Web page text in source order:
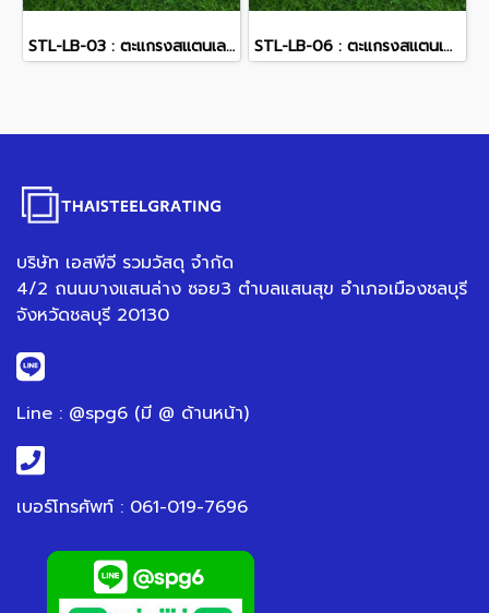
STL-LB-03 : ตะแกรงสแตนเลส STL-LB-06 : ตะแกรงสแตนเลส
บริษัท เอสพีจี รวมวัสดุ จำกัด
4/2 ถนนบางแสนล่าง ซอย3 ตำบลแสนสุข อำเภอเมืองชลบุรี
จังหวัดชลบุรี 20130
Line : @spg6 (มี @ ด้านหน้า)
เบอร์โทรศัพท์ : 061-019-7696